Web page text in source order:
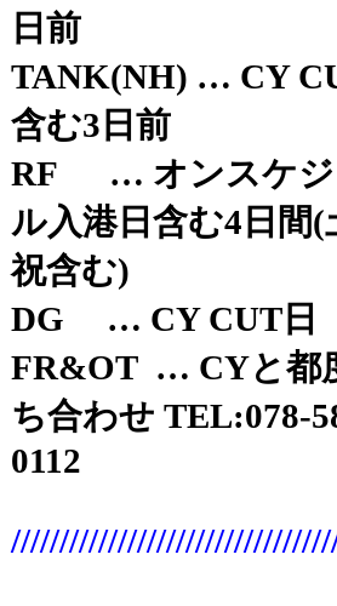
日前
TANK(NH) … CY
含む3日前
RF … オンスケジ
ル入港日含む4日間(
祝含む)
DG … CY CUT日
FR&OT … CYと都
ち合わせ TEL:078-
0112